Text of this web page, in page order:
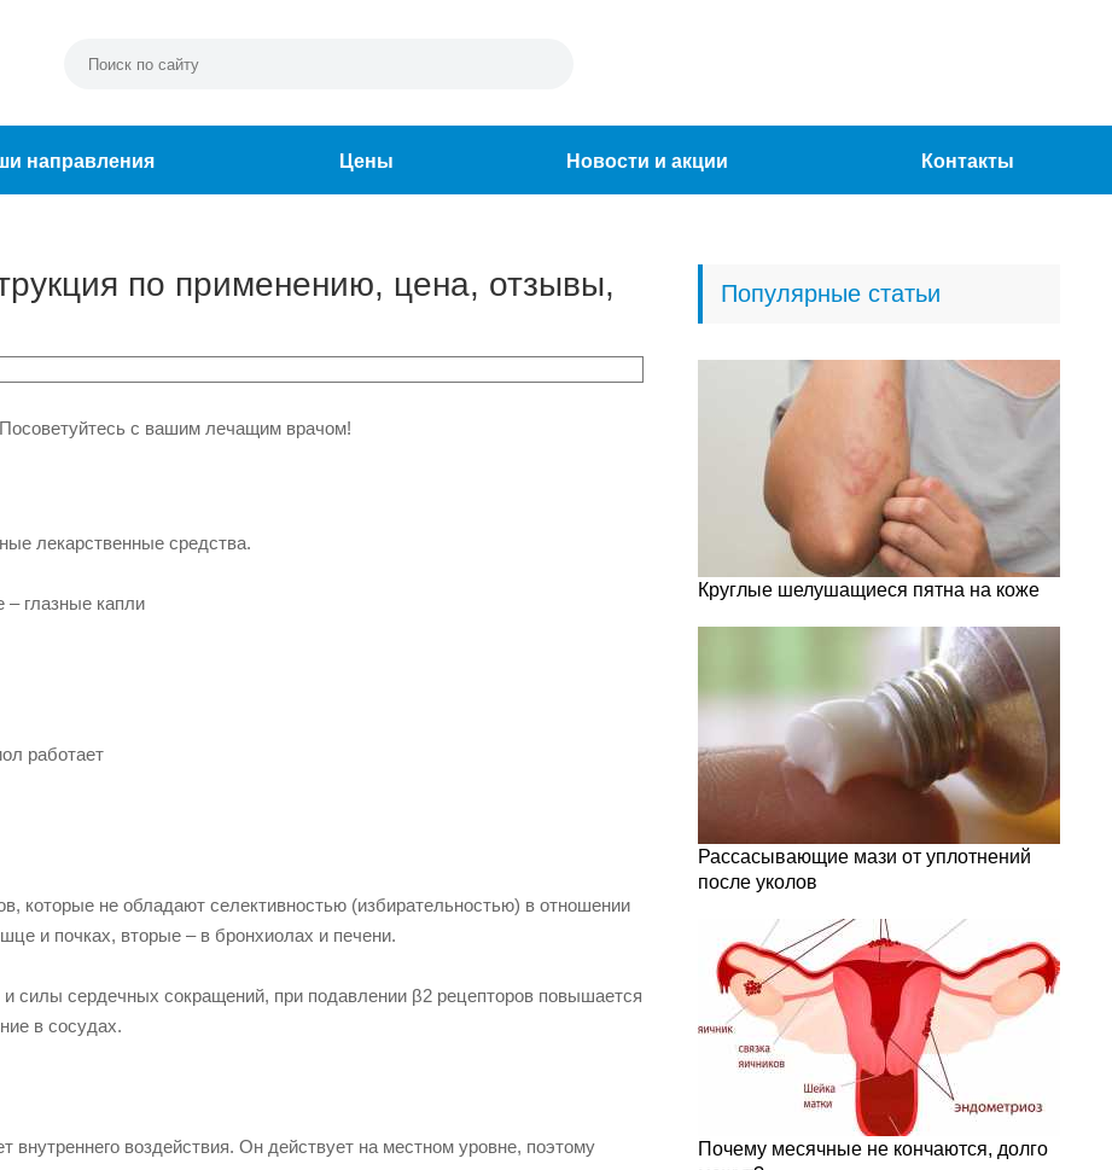
направления Цены Новости и акции Контакты
по применению, цена, отзывы,
с вашим лечащим врачом!
лекарственные средства.
– глазные капли
работает
которые не обладают селективностью (избирательностью) в отношении
и почках, вторые – в бронхиолах и печени.
силы сердечных сокращений, при подавлении β2 рецепторов повышается
в сосудах.
внутреннего воздействия. Он действует на местном уровне, поэтому
Популярные статьи
Круглые шелушащиеся пятна на коже
Рассасывающие мази от уплотнений
после уколов
Почему месячные не кончаются, долго